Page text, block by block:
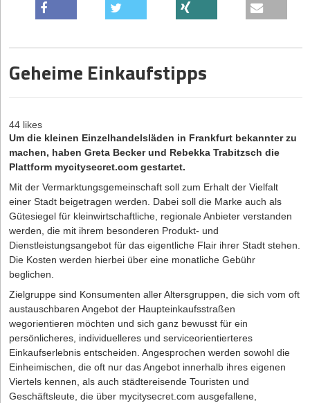
Geheime Einkaufstipps
44 likes
Um die kleinen Einzelhandelsläden in Frankfurt bekannter zu
machen, haben Greta Becker und Rebekka Trabitzsch die
Plattform mycitysecret.com gestartet.
Mit der Vermarktungsgemeinschaft soll zum Erhalt der Vielfalt
einer Stadt beigetragen werden. Dabei soll die Marke auch als
Gütesiegel für kleinwirtschaftliche, regionale Anbieter verstanden
werden, die mit ihrem besonderen Produkt- und
Dienstleistungsangebot für das eigentliche Flair ihrer Stadt stehen.
Die Kosten werden hierbei über eine monatliche Gebühr
beglichen.
Zielgruppe sind Konsumenten aller Altersgruppen, die sich vom oft
austauschbaren Angebot der Haupteinkaufsstraßen
wegorientieren möchten und sich ganz bewusst für ein
persönlicheres, individuelleres und serviceorientierteres
Einkaufserlebnis entscheiden. Angesprochen werden sowohl die
Einheimischen, die oft nur das Angebot innerhalb ihres eigenen
Viertels kennen, als auch städtereisende Touristen und
Geschäftsleute, die über mycitysecret.com ausgefallene,